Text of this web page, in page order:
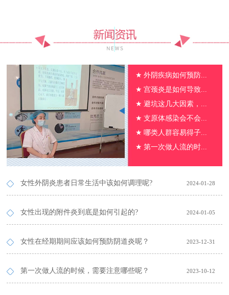
★ 外阴疾病如何预防...
★ 宫颈炎是如何导致...
★ 避坑这几大因素，...
★ 支原体感染会不会...
★ 哪类人群容易得子...
★ 第一次做人流的时...
女性外阴炎患者日常生活中该如何调理呢? 2024-01-28
女性出现的附件炎到底是如何引起的? 2024-01-05
女性在经期期间应该如何预防阴道炎呢？ 2023-12-31
第一次做人流的时候，需要注意哪些呢？ 2023-10-12